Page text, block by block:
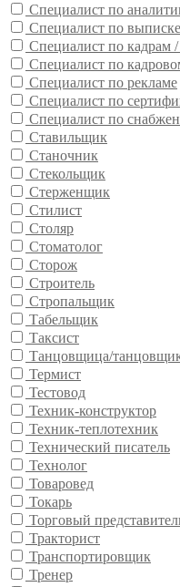
Специалист по
Специалист по
Специалист по кадрам
Специалист по
Специалист по рекламе
Специалист по
Специалист по
Ставильщик
Станочник
Стекольщик
Стерженщик
Стилист
Столяр
Стоматолог
Сторож
Строитель
Стропальщик
Табельщик
Таксист
Танцовщица/
Термист
Тестовод
Техник-конструктор
Техник-теплотехник
Технический писатель
Технолог
Товаровед
Токарь
Торговый
Тракторист
Транспортировщик
Тренер